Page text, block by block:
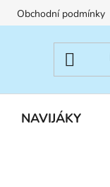
Obchodní podmínky
NAVIJÁKY